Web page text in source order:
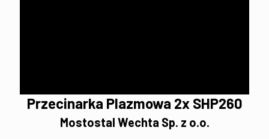
Przecinarka Plazmowa 2x SHP260
Mostostal Wechta Sp. z o.o.